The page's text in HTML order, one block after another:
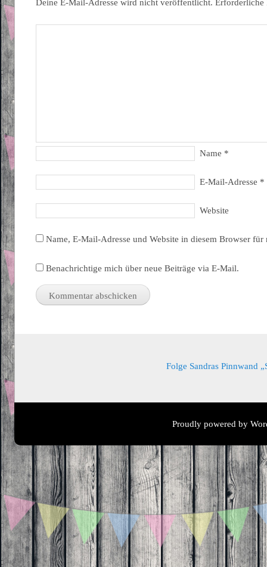
Deine E-Mail-Adresse wird nicht veröffentlicht.
Name *
E-Mail-Adresse *
Website
Name, E-Mail-Adresse und Website in diesem Browser
Benachrichtige mich über neue Beiträge via E-Mail.
Folge Sandras Pinnwand
Proudly powered by